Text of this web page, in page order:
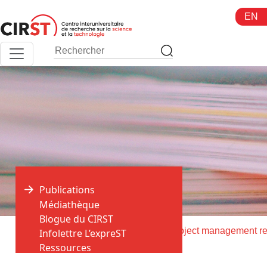
au
contenu
EN
Accueil > Publications >
Publications
Médiathèque
Blogue du CIRST
Infolettre L’expreST
Ressources